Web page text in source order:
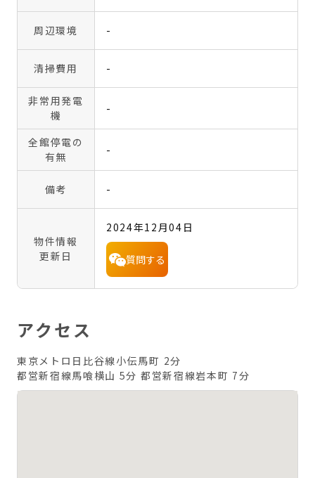
周辺環境 -
清掃費用 -
非常用発電
機
-
全館停電の
有無
-
備考 -
物件情報
更新日
2024年12月04日
質問する
アクセス
東京メトロ日比谷線小伝馬町 2分
都営新宿線馬喰横山 5分 都営新宿線岩本町 7分